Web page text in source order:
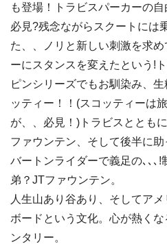
も登場！トラビスパーカーの
必見?残念ながらスクートには
た、、ノリと新しい刺激を求
ーにスタンスを変えたという!
ピンシリーズでもお馴染み、
ッティー！！(スコッティーは
が、、必見！)トラビスととも
ファウンテン、そして後半に助
バートンライダーで義足の､､､
弟？JTファウンテン。
人生山あり谷あり、そしてア
ボードという文化。心が熱く
ンタリー。